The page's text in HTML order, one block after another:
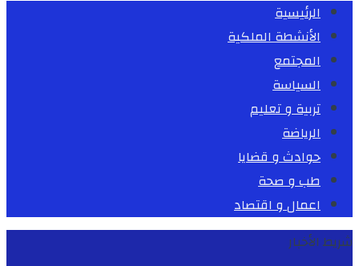
الرئيسية
الأنشطة الملكية
المجتمع
السياسة
تربية و تعليم
الرياضة
حوادث و قضايا
طب و صحة
اعمال و اقتصاد
شريط الأخبار